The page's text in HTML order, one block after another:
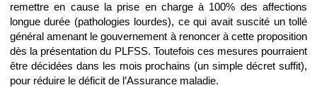
remettre en cause la prise en charge à 100% des affections
longue durée (pathologies lourdes), ce qui avait suscité un tollé
général amenant le gouvernement à renoncer à cette proposition
dès la présentation du PLFSS. Toutefois ces mesures pourraient
être décidées dans les mois prochains (un simple décret suffit),
pour réduire le déficit de l’Assurance maladie.